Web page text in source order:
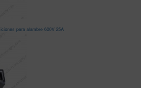
para alambre 600V 25A